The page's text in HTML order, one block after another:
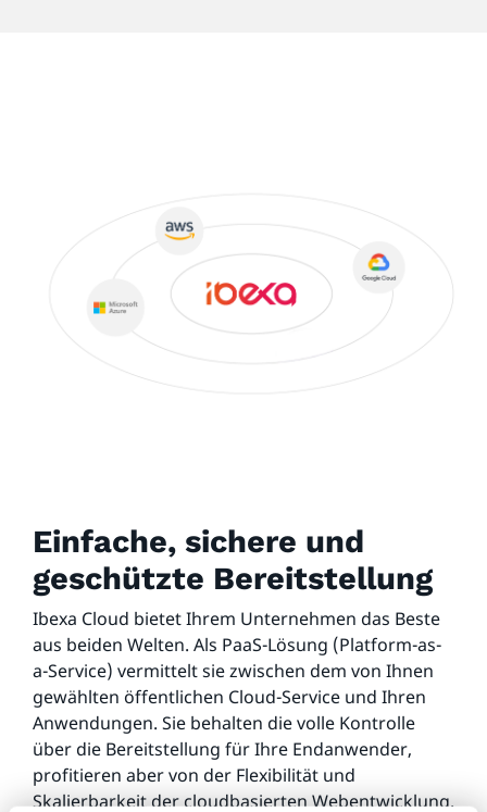
Einfache, sichere und
geschützte Bereitstellung
Ibexa Cloud bietet Ihrem Unternehmen das Beste
aus beiden Welten. Als PaaS-Lösung (Platform-as-
a-Service) vermittelt sie zwischen dem von Ihnen
gewählten öffentlichen Cloud-Service und Ihren
Anwendungen. Sie behalten die volle Kontrolle
über die Bereitstellung für Ihre Endanwender,
profitieren aber von der Flexibilität und
Skalierbarkeit der cloudbasierten Webentwicklung.